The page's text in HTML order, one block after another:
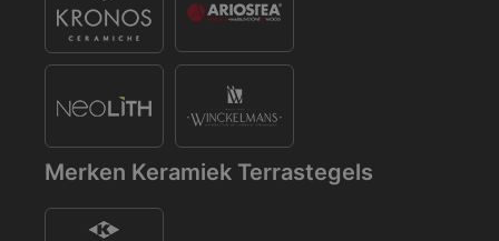
Merken Keramiek Terrastegels